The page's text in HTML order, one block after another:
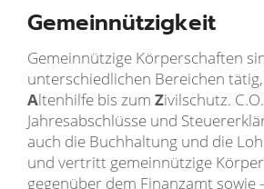
Gemeinnützigkeit
Gemeinnützige Körperschaften
unterschiedlichen Bereichen
Altenhilfe bis zum Zivilschutz.
Jahresabschlüsse und
auch die Buchhaltung und die
und vertritt gemeinnützige
gegenüber dem Finanzamt sowie